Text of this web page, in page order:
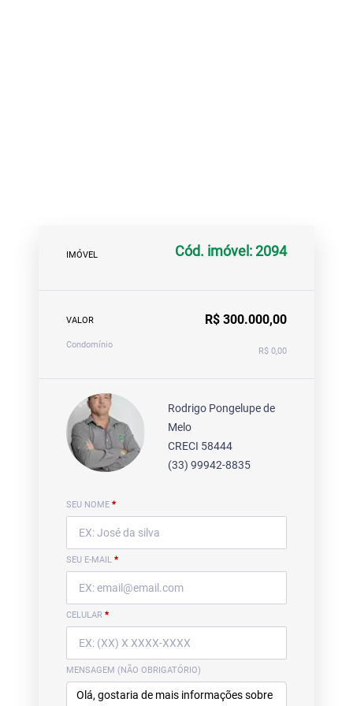
IMÓVEL Cód. imóvel: 2094
VALOR R$ 300.000,00
Condomínio
R$ 0,00
Rodrigo Pongelupe de
Melo
CRECI 58444
(33) 99942-8835
SEU NOME *
SEU E-MAIL *
CELULAR *
MENSAGEM (NÃO OBRIGATÓRIO)